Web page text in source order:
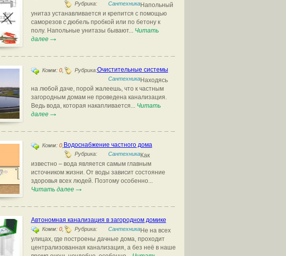
Рубрика:
СантехникаНапольный
унитаз устанавливается и крепится с помощью
саморезов с дюбель пробкой или по бетону к
полу. Напольные унитазы бывают... Читать
далее
Очистительные системы
Комм: 0,
Рубрика:
СантехникаНаходясь
на любой даче, порой жалеешь, что к частным
загородным домам не проведена канализация.
Ведь вода, которая накапливается... Читать
далее
Водоснабжение частного дома
Комм: 0,
Рубрика:
СантехникаКак
известно – вода является самым главным
источником жизни. От воды зависит состояние
здоровья всех людей. Поэтому особенно...
Читать далее
Автономная канализация в загородном домике
Комм: 0, Рубрика: СантехникаНе на всех
улицах, где построены дачные дома, проходит
централизованная канализация, а без неё в наше